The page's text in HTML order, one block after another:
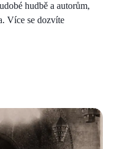
hudbě a autorům,
Více se dozvíte